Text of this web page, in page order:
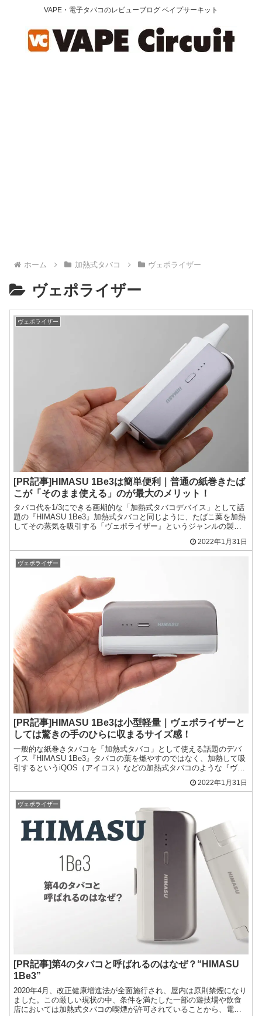
VAPE・電子タバコのレビューブログ ベイプサーキット
ホーム 加熱式タバコ ヴェポライザー
ヴェポライザー
ヴェポライザー
[PR記事]HIMASU 1Be3は簡単便利｜普通の紙巻きたば
こが「そのまま使える」のが最大のメリット！
タバコ代を1/3にできる画期的な「加熱式タバコデバイス」として話
題の『HIMASU 1Be3』加熱式タバコと同じように、たばこ葉を加熱
してその蒸気を吸引する「ヴェポライザー』というジャンルの製品
2022年1月31日
ヴェポライザー
[PR記事]HIMASU 1Be3は小型軽量｜ヴェポライザーと
しては驚きの手のひらに収まるサイズ感！
一般的な紙巻きタバコを「加熱式タバコ」として使える話題のデバ
イス『HIMASU 1Be3』タバコの葉を燃やすのではなく、加熱して吸
引するというiQOS（アイコス）などの加熱式タバコのような『ヴェ
2022年1月31日
ヴェポライザー
[PR記事]第4のタバコと呼ばれるのはなぜ？“HIMASU
1Be3”
2020年4月、改正健康増進法が全面施行され、屋内は原則禁煙になり
ました。この厳しい現状の中、条件を満たした一部の遊技場や飲食
店においては加熱式タバコの喫煙が許可されていることから、電子